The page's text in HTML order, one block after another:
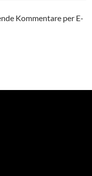
Kommentare per E-